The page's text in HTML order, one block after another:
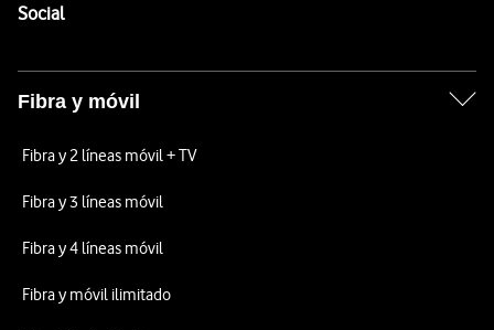
SocialEnlaces a las redes sociales de Vodafone
Fibra y móvil
Fibra y 2 líneas móvil + TV
Fibra y 3 líneas móvil
Fibra y 4 líneas móvil
Fibra y móvil ilimitado